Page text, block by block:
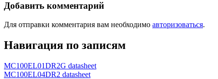
Добавить комментарий
Для отправки комментария вам необходимо авторизоваться.
Навигация по записям
MC100EL01DR2G datasheet
MC100EL04DR2 datasheet